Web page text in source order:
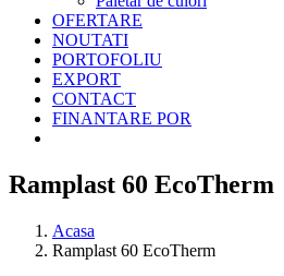
OFERTARE
NOUTATI
PORTOFOLIU
EXPORT
CONTACT
FINANTARE POR
Ramplast 60 EcoTherm
Acasa
Ramplast 60 EcoTherm